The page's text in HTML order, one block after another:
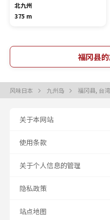
北九州
375 m
福冈县
风味日本 九州岛 福冈县, 台
关于本网站
使用条款
关于个人信息的管理
隐私政策
站点地图